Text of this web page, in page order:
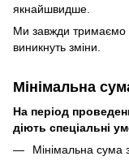
якнайшвидше.
Ми завжди тримаємо
виникнуть зміни.
Мінімальна
На період
діють спеціальні
Мінімальна